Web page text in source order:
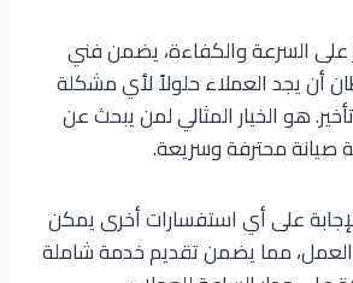
على السرعة والكفاءة، يضمن فني
أن يجد العملاء حلولاً لأي مشكلة
هو الخيار المثالي لمن يبحث عن
صيانة محترفة وسريعة.
على أي استفسارات أخرى يمكن
العمل، مما يضمن تقديم خدمة شاملة